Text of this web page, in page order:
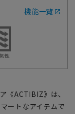
機能一覧
《ACTIBIZ》は、
ートなアイテムで